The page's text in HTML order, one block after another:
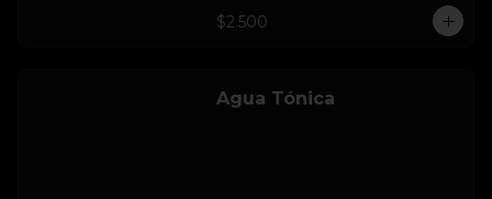
$2.500
Agua Tónica